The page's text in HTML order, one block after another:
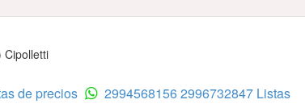
Cipolletti
de precios 29945681562996732847 Listas